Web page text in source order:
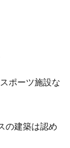
しまうと焦ってし
る？
ポーツ施設な
の建築は認め